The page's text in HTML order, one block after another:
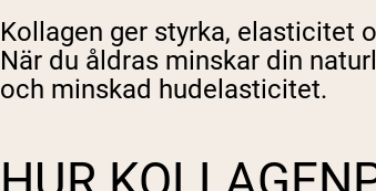
Kollagen ger styrka, elasticitet
När du åldras minskar din
och minskad hudelasticitet.